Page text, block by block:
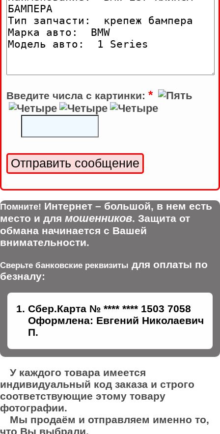
Введите числа с картинки: *
Помните! Интернет – большой, в нем есть
место и для мошенников. Защита от
обмана начинается с Вашей
внимательности.
Сверьте банковские реквизиты для оплаты по
безналу:
Сбер.Карта № **** **** 1503 7058
Оформлена: Евгений Николаевич
П.
У каждого товара имеется
индивидуальный код заказа и строго
соответствующие этому товару
фотографии.
Мы продаём и отправляем именно то,
что Вы выбрали.